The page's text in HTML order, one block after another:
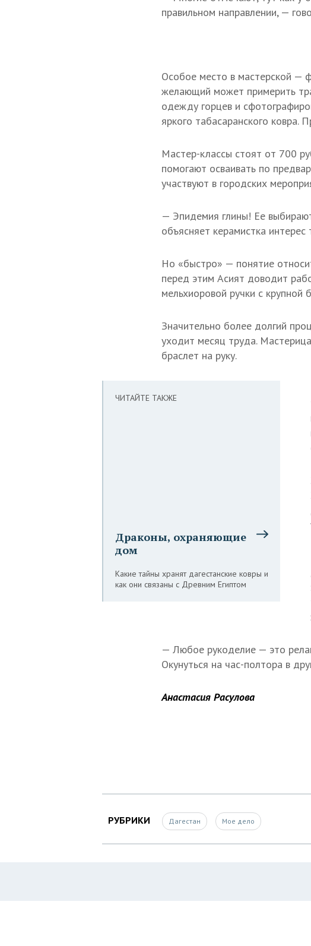
правильном направлении, —
Особое место в мастерской —
желающий может примерить
одежду горцев и
яркого табасаранского ковра.
Мастер-классы стоят от 700
помогают осваивать по
участвуют в городских
— Эпидемия глины! Ее
объясняет керамистка интерес
Но «быстро» — понятие
перед этим Асият доводит
мельхиоровой ручки с крупной
Значительно более долгий
уходит месяц труда.
браслет на руку.
ЧИТАЙТЕ ТАКЖЕ
Драконы, охраняющие
дом
Какие тайны хранят дагестанские ковры и
как они связаны с Древним Египтом
— Любое рукоделие — это
Окунуться на час-полтора в
Анастасия Расулова
РУБРИКИ Дагестан Мое дело